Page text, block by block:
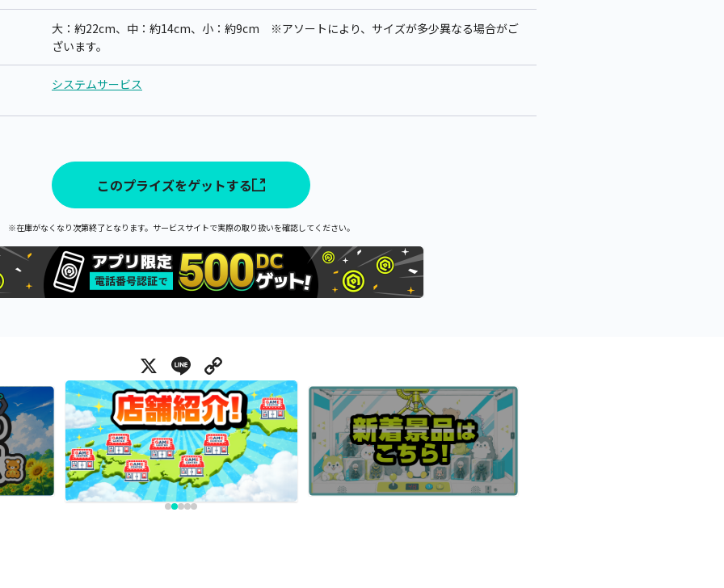
大：約22cm、中：約14cm、小：約9cm ※アソートにより、サイズが多少異なる場合がご
ざいます。
システムサービス
このプライズをゲットする
※在庫がなくなり次第終了となります。サービスサイトで実際の取り扱いを確認してください。
X Line